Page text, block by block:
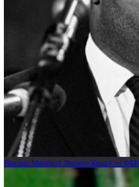
Письмо Мартину Лютеру Кингу от ФБР